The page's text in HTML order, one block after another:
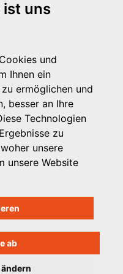
ist uns
und
Ihnen ein
ermöglichen und
besser an Ihre
Technologien
zu
unsere
unsere Website
ab